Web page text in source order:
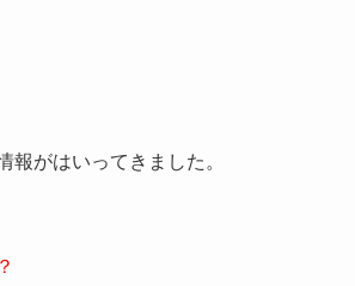
報がはいってきました。